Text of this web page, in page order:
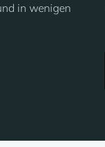
in wenigen